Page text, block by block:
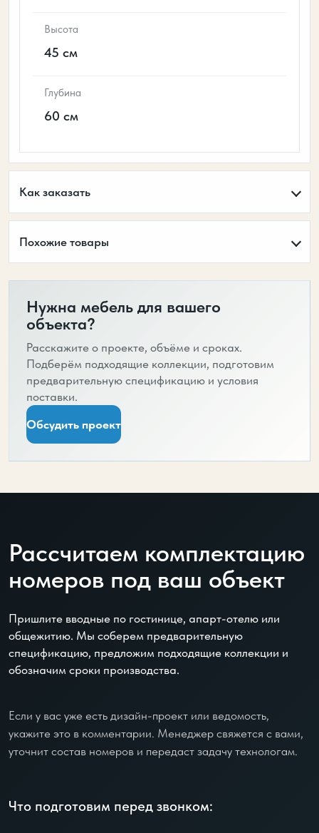
Высота
45 см
Глубина
60 см
Как заказать
Похожие товары
Нужна мебель для вашего
объекта?
Расскажите о проекте, объёме и сроках.
Подберём подходящие коллекции, подготовим
предварительную спецификацию и условия
поставки.
Обсудить проект
Рассчитаем комплектацию
номеров под ваш объект
Пришлите вводные по гостинице, апарт-отелю или
общежитию. Мы соберем предварительную
спецификацию, предложим подходящие коллекции и
обозначим сроки производства.
Если у вас уже есть дизайн-проект или ведомость,
укажите это в комментарии. Менеджер свяжется с вами,
уточнит состав номеров и передаст задачу технологам.
Что подготовим перед звонком: